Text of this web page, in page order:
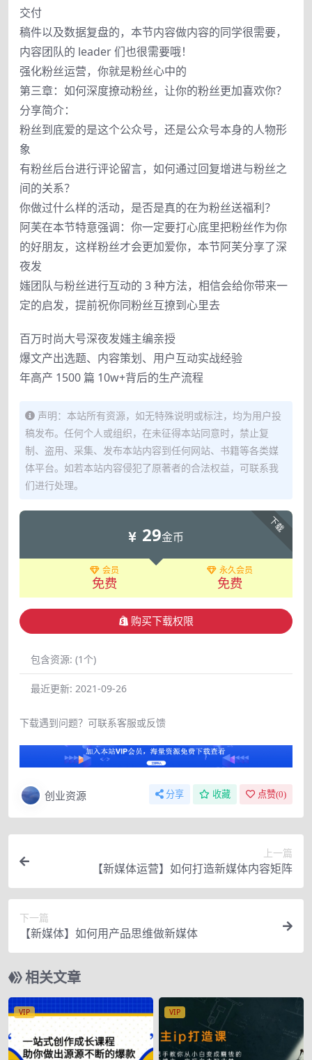
交付
稿件以及数据复盘的，本节内容做内容的同学很需要，
内容团队的 leader 们也很需要哦！
强化粉丝运营，你就是粉丝心中的
第三章：如何深度撩动粉丝，让你的粉丝更加喜欢你？
分享简介：
粉丝到底爱的是这个公众号，还是公众号本身的人物形
象
有粉丝后台进行评论留言，如何通过回复增进与粉丝之
间的关系？
你做过什么样的活动，是否是真的在为粉丝送福利？
阿芙在本节特意强调：你一定要打心底里把粉丝作为你
的好朋友，这样粉丝才会更加爱你，本节阿芙分享了深
夜发
媸团队与粉丝进行互动的 3 种方法，相信会给你带来一
定的启发，提前祝你同粉丝互撩到心里去
百万时尚大号深夜发媸主编亲授
爆文产出选题、内容策划、用户互动实战经验
年高产 1500 篇 10w+背后的生产流程
声明：本站所有资源，如无特殊说明或标注，均为用户投
稿发布。任何个人或组织，在未征得本站同意时，禁止复
制、盗用、采集、发布本站内容到任何网站、书籍等各类媒
体平台。如若本站内容侵犯了原著者的合法权益，可联系我
们进行处理。
下载
29金币
会员
免费
永久会员
免费
购买下载权限
包含资源: (1个)
最近更新: 2021-09-26
下载遇到问题？可联系客服或反馈
创业资源 分享 收藏 点赞(0)
上一篇
【新媒体运营】如何打造新媒体内容矩阵
下一篇
【新媒体】如何用产品思维做新媒体
相关文章
VIP VIP